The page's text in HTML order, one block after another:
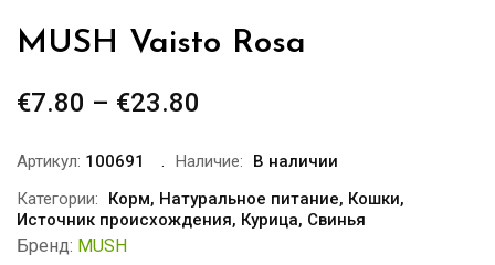
MUSH Vaisto Rosa
€7.80 – €23.80
€7.80
–
€23.80
Артикул: 100691 Наличие:
В наличии
Категории:
Корм, Натуральное питание, Кошки,
Источник происхождения, Курица, Свинья
Бренд: MUSH